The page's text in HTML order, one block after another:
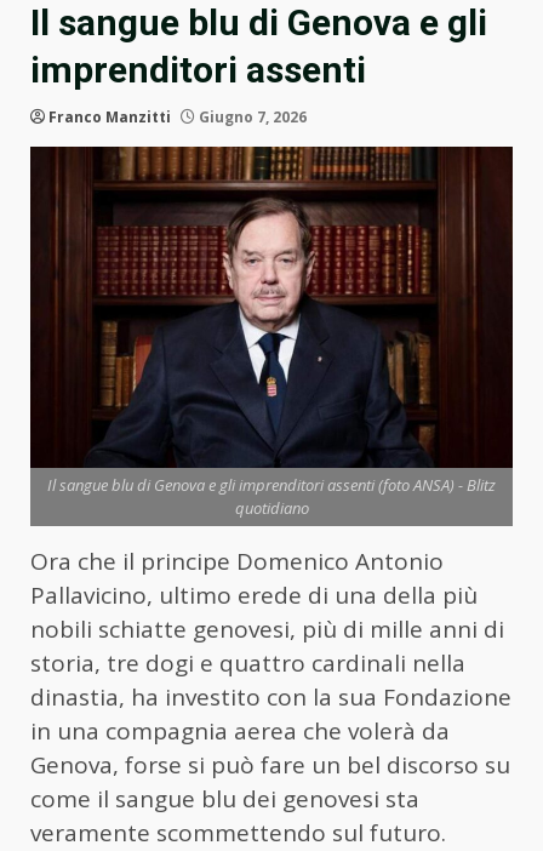
Il sangue blu di Genova e gli
imprenditori assenti
Franco Manzitti Giugno 7, 2026
Il sangue blu di Genova e gli imprenditori assenti (foto ANSA) - Blitz
quotidiano
Ora che il principe Domenico Antonio
Pallavicino, ultimo erede di una della più
nobili schiatte genovesi, più di mille anni di
storia, tre dogi e quattro cardinali nella
dinastia, ha investito con la sua Fondazione
in una compagnia aerea che volerà da
Genova, forse si può fare un bel discorso su
come il sangue blu dei genovesi sta
veramente scommettendo sul futuro.